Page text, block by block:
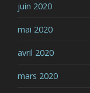
juin 2020
mai 2020
avril 2020
mars 2020